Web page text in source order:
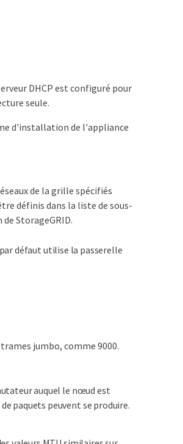
DHCP est configuré pour
seule.
d'installation de l'appliance
de la grille spécifiés
définis dans la liste de sous-
StorageGRID.
défaut utilise la passerelle
jumbo, comme 9000.
auquel le nœud est
paquets peuvent se produire.